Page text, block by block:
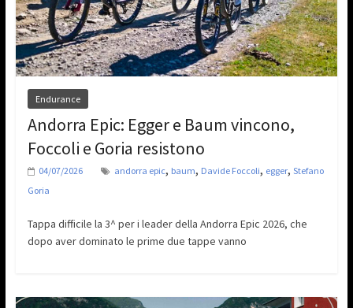
Endurance
Andorra Epic: Egger e Baum vincono,
Foccoli e Goria resistono
04/07/2026 andorra epic, baum, Davide Foccoli, egger, Stefano
Goria
Tappa difficile la 3^ per i leader della Andorra Epic 2026, che
dopo aver dominato le prime due tappe vanno